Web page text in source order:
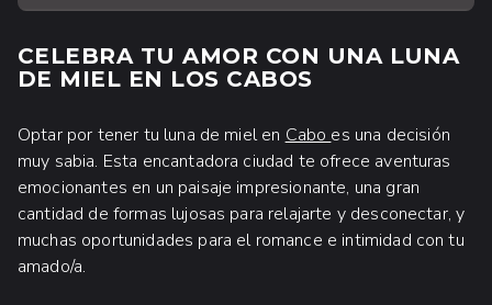
CELEBRA TU AMOR CON UNA LUNA
DE MIEL EN LOS CABOS
Optar por tener tu luna de miel en Cabo es una decisión
muy sabia. Esta encantadora ciudad te ofrece aventuras
emocionantes en un paisaje impresionante, una gran
cantidad de formas lujosas para relajarte y desconectar, y
muchas oportunidades para el romance e intimidad con tu
amado/a.